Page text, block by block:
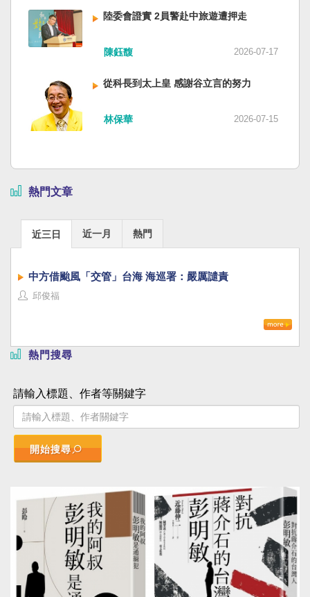
陸委會證實 2員警赴中旅遊遭押走
陳鈺馥 2026-07-17
從科長到太上皇 感謝谷立言的努力
林保華 2026-07-15
熱門文章
近三日 近一月 熱門
中方借颱風「交管」台海 海巡署：嚴厲譴責
邱俊福
熱門搜尋
請輸入標題、作者等關鍵字
開始搜尋